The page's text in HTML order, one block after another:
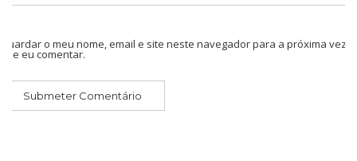
Guardar o meu nome, email e site neste navegador para a próxima vez
que eu comentar.